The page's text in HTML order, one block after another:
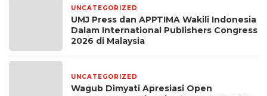
UNCATEGORIZED
UMJ Press dan APPTIMA Wakili Indonesia
Dalam International Publishers Congress
2026 di Malaysia
UNCATEGORIZED
Wagub Dimyati Apresiasi Open